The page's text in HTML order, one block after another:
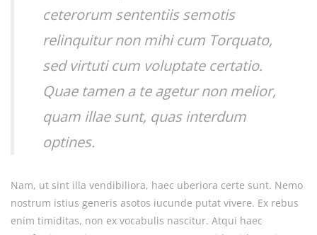
ceterorum sententiis semotis
relinquitur non mihi cum Torquato,
sed virtuti cum voluptate certatio.
Quae tamen a te agetur non melior,
quam illae sunt, quas interdum
optines.
Nam, ut sint illa vendibiliora, haec uberiora certe sunt. Nemo
nostrum istius generis asotos iucunde putat vivere. Ex rebus
enim timiditas, non ex vocabulis nascitur. Atqui haec